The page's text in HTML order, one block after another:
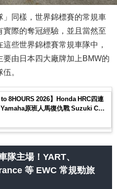
同樣，世界錦標賽的常規車
實際的奪冠經驗，並且當然至
些世界錦標賽常規車隊中，
由日本四大廠牌加上BMW的
。
8HOURS 2026】Honda HRC四連
原班人馬復仇戰 Suzuki CN
隊主場！YART、
等 EWC 常規勁旅